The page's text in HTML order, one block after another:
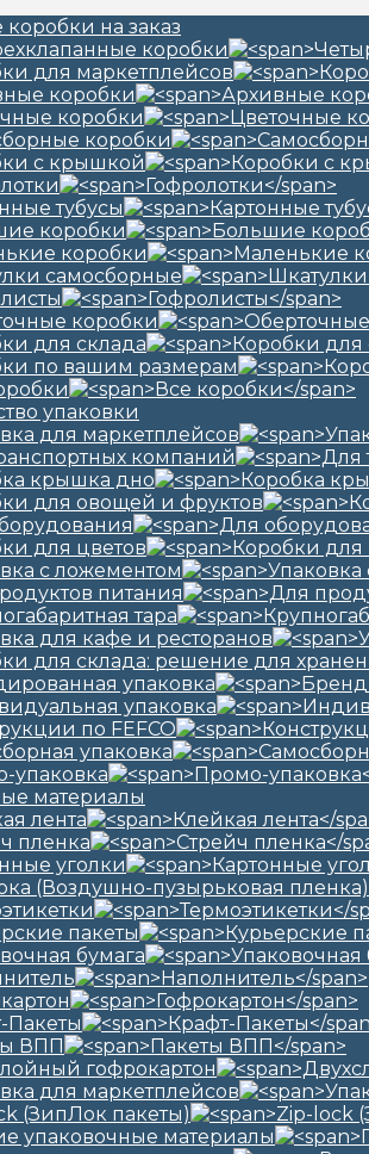
на заказ
коробки
для маркетплейсов
коробки
коробки
коробки
с крышкой
тубусы
коробки
коробки
самосборные
коробки
для склада
по вашим размерам
упаковки
для маркетплейсов
компаний
крышка дно
для овощей и фруктов
для цветов
с ложементом
питания
тара
для кафе и ресторанов
для склада: решение для
упаковка
упаковка
по FEFCO
упаковка
упаковка
материалы
лента
пленка
уголки
(Воздушно-пузырьковая пленка)
пакеты
бумага
Пакеты
ВПП
гофрокартон
для маркетплейсов
(ЗипЛок пакеты)
упаковочные материалы